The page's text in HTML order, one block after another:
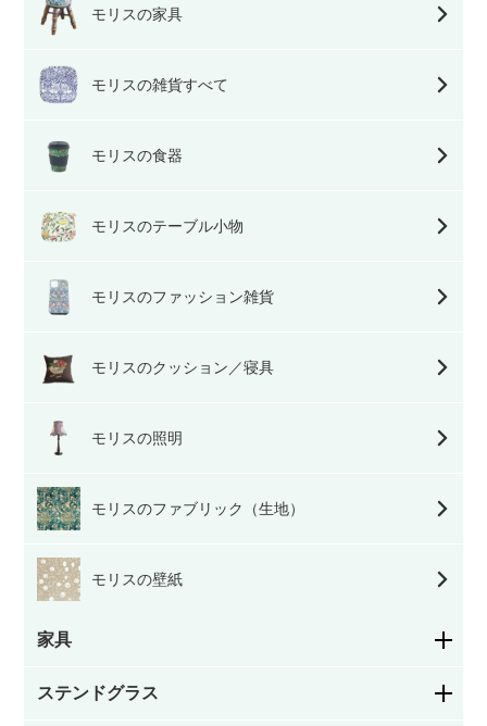
家具
ダイニングチェア・キッチンチェア
ステンドグラス
モリスの家具
モリスの雑貨すべて
モリスの食器
モリスのテーブル小物
モリスのファッション雑貨
モリスのクッション／寝具
モリスの照明
モリスのファブリック（生地）
モリスの壁紙